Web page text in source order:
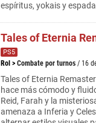
espíritus, yokais y
Tales of Eternia
PS5
Rol > Combate por turnos / 16
Tales of Eternia
hace más cómodo y
Reid, Farah y la
amenaza a Inferia y